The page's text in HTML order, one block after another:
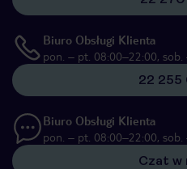
Biuro Obsługi Klienta
pon. – pt. 08:00–22:00,
22 255
Biuro Obsługi Klienta
pon. – pt. 08:00–22:00,
Czat w